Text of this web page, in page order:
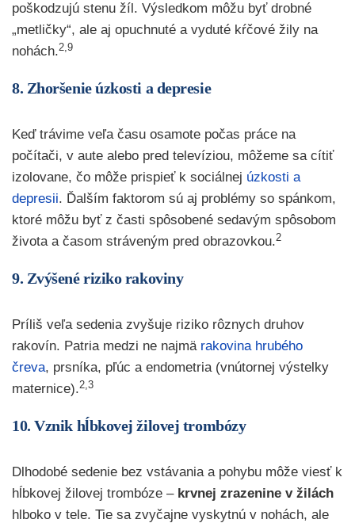
poškodzujú stenu žíl. Výsledkom môžu byť drobné
„metličky“, ale aj opuchnuté a vyduté kŕčové žily na
nohách.2,9
8. Zhoršenie úzkosti a depresie
Keď trávime veľa času osamote počas práce na
počítači, v aute alebo pred televíziou, môžeme sa cítiť
izolovane, čo môže prispieť k sociálnej úzkosti a
depresii. Ďalším faktorom sú aj problémy so spánkom,
ktoré môžu byť z časti spôsobené sedavým spôsobom
života a časom stráveným pred obrazovkou.2
9. Zvýšené riziko rakoviny
Príliš veľa sedenia zvyšuje riziko rôznych druhov
rakovín. Patria medzi ne najmä rakovina hrubého
čreva, prsníka, pľúc a endometria (vnútornej výstelky
maternice).2,3
10. Vznik hĺbkovej žilovej trombózy
Dlhodobé sedenie bez vstávania a pohybu môže viesť k
hĺbkovej žilovej trombóze – krvnej zrazenine v žilách
hlboko v tele. Tie sa zvyčajne vyskytnú v nohách, ale